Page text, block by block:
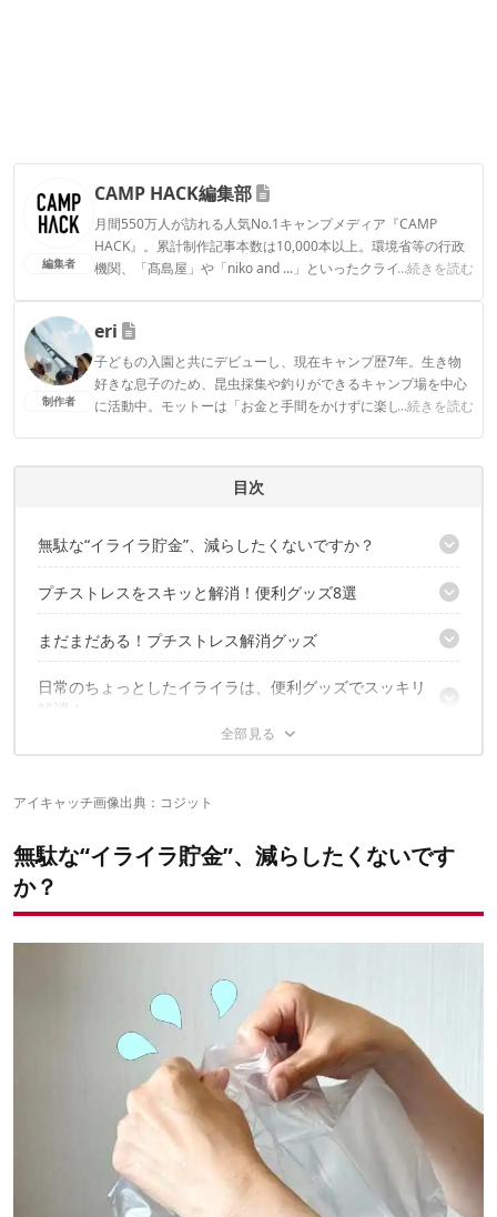
編集者
CAMP HACK編集部
月間550万人が訪れる人気No.1キャンプメディア『CAMP
HACK』。累計制作記事本数は10,000本以上。環境省等の行政
機関、「髙島屋」や「niko and ...」といったクライアントとの
...続きを読む
CAMP HACK編集部のプロフィール
制作者
eri
子どもの入園と共にデビューし、現在キャンプ歴7年。生き物
好きな息子のため、昆虫採集や釣りができるキャンプ場を中心
に活動中。モットーは「お金と手間をかけずに楽しく！」とい
...続きを読む
目次
無駄な“イライラ貯金”、減らしたくないですか？
使えば心にゆとりが生まれる！便利グッズをご紹介
プチストレスをスキッと解消！便利グッズ8選
1｜「え～と、どれが何の鍵だっけ？」→ナイトアイズ アイデン
ティティキーカバー
2｜「いっつもバラバラになるのよ」→ギアフィット グリップゴ
ムバンド
3｜「慎重にやってもこぼれるのなんで…」→20秒で詰め替えでき
るボトル
5｜「ま～た助手席の荷物落ちた」→シートボックス腰クッション
まだまだある！プチストレス解消グッズ
6｜「反抗期？ ってくらい蓋が開く」→カップめんウエイト
8｜「倒れてくるの一生直してて、コレ修行？」→段ボールストッ
カー
日常のちょっとしたイライラは、便利グッズでスッキリ
解消！
✔こちらの記事もおすすめ
アイキャッチ画像出典： コジット
無駄な“イライラ貯金”、減らしたくないです
か？